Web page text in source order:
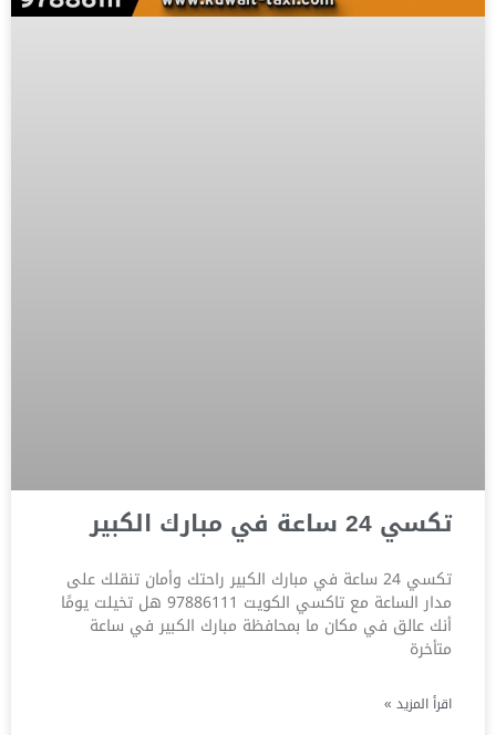
تكسي 24 ساعة في مبارك الكبير
تكسي 24 ساعة في مبارك الكبير راحتك وأمان تنقلك على
مدار الساعة مع تاكسي الكويت 97886111 هل تخيلت يومًا
أنك عالق في مكان ما بمحافظة مبارك الكبير في ساعة
متأخرة
اقرأ المزيد »